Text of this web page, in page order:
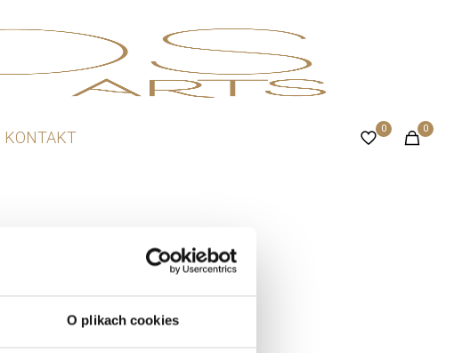
O plikach cookies
KONTAKT 0 0